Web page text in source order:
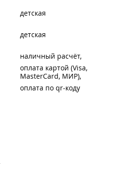
детская
детская
наличный расчёт
оплата картой (Visa,
MasterCard, МИР)
оплата по qr-коду